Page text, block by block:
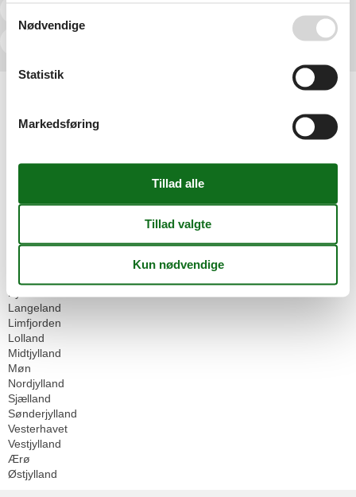
Sommerhus
Rejseblog
Bornholm
Fyn
Langeland
Limfjorden
Lolland
Midtjylland
Møn
Nordjylland
Sjælland
Sønderjylland
Vesterhavet
Vestjylland
Ærø
Østjylland
Nødvendige
Statistik
Markedsføring